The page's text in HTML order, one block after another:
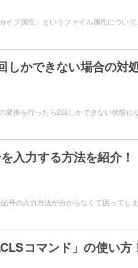
かできない場合の対
入力する方法を紹介！
コマンド」の使い方